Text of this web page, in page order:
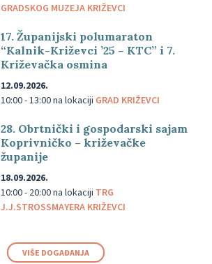
GRADSKOG MUZEJA KRIŽEVCI
17. Županijski polumaraton
“Kalnik-Križevci ’25 – KTC” i 7.
Križevačka osmina
12.09.2026.
10:00 - 13:00na lokaciji GRAD KRIŽEVCI
28. Obrtnički i gospodarski sajam
Koprivničko – križevačke
županije
18.09.2026.
10:00 - 20:00na lokaciji TRG
J.J.STROSSMAYERA KRIŽEVCI
VIŠE DOGAĐANJA